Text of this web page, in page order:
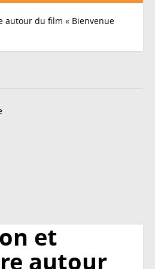
autour du film « Bienvenue
et
autour